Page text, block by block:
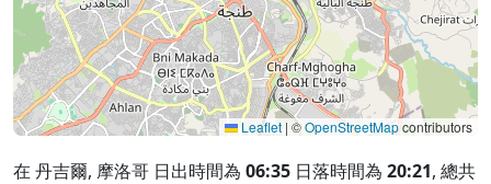
Leaflet | ©OpenStreetMapcontributors
在 丹吉爾, 摩洛哥 日出時間為 06:35 日落時間為 20:21, 總共